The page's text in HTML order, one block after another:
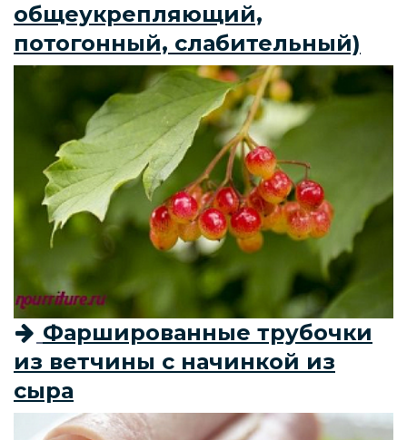
общеукрепляющий,
потогонный, слабительный)
Фаршированные трубочки
из ветчины с начинкой из
сыра